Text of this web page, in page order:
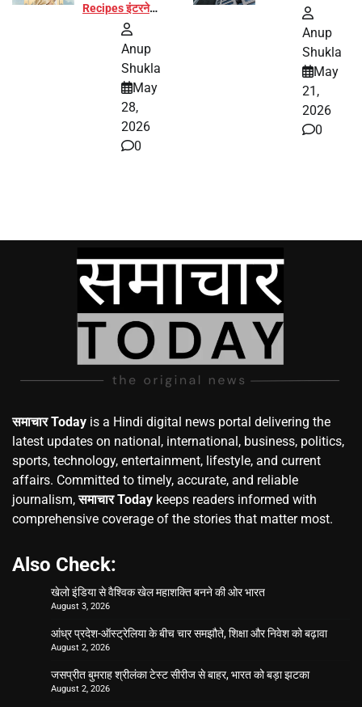
Recipes इंटरनेट
पर हुईं वायरल
Anup
Shukla
May
28,
2026
0
Anup
Shukla
May
21,
2026
0
समाचार Today is a Hindi digital news portal delivering the
latest updates on national, international, business, politics,
sports, technology, entertainment, lifestyle, and current
affairs. Committed to timely, accurate, and reliable
journalism,समाचार Today keeps readers informed with
comprehensive coverage of the stories that matter most.
Also Check:
खेलो इंडिया से वैश्विक खेल महाशक्ति बनने की ओर भारत
August 3, 2026
आंध्र प्रदेश-ऑस्ट्रेलिया के बीच चार समझौते, शिक्षा और निवेश को बढ़ावा
August 2, 2026
जसप्रीत बुमराह श्रीलंका टेस्ट सीरीज से बाहर, भारत को बड़ा झटका
August 2, 2026